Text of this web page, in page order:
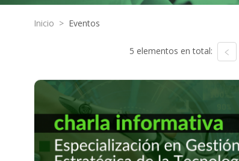
Inicio > Eventos
5 elementos en total: